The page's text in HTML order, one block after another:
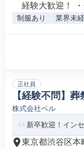
経験大歓迎！ ・
制服あり 業界未
正社員
【経験不問】
株式会社ベル
新卒歓迎！イン
東京都渋谷区本